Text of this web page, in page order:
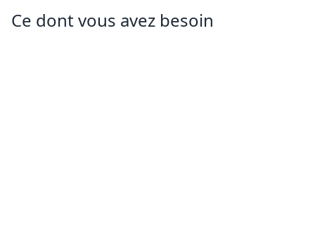
Ce dont vous avez besoin